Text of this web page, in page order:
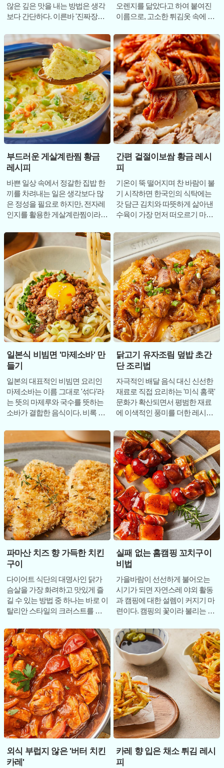
않은 깊은 맛을 내는 방법은 생각
보다 간단하다. 이른바 '진짜장
한 채소와
오렌지를 닮았다고 하여 붙여진
이름으로, 고소한 튀김옷 속에 부
진 별미다. 보통
부드러운 게살계란찜 황금
레시피
바쁜 일상 속에서 정갈한 집밥 한
끼를 차려내는 일은 생각보다 많
은 정성을 필요로 하지만, 전자레
인지를 활용한 게살계란찜이라면
감과 담백한
간편 겉절이보쌈 황금 레시
피
기온이 뚝 떨어지며 찬 바람이 불
기 시작하면 한국인의 식탁에는
갓 담근 김치와 따뜻하게 삶아낸
수육이 가장 먼저 떠오르기 마련
과 겉절이의
일본식 비빔면 '마제소바' 만
들기
일본의 대표적인 비빔면 요리인
마제소바는 이름 그대로 '섞다'라
는 뜻의 마제루와 국수를 뜻하는
소바가 결합한 음식이다. 비록 이
면 대신 쫄깃
닭고기 유자조림 덮밥 초간
단 조리법
자극적인 배달 음식 대신 신선한
재료로 직접 요리하는 '미식 홈쿡'
문화가 확산되면서 평범한 재료
에 이색적인 풍미를 더한 레시피
닭고기 유
파마산 치즈 향 가득한 치킨
구이
다이어트 식단의 대명사인 닭가
슴살을 가장 화려하고 맛있게 즐
길 수 있는 방법 중 하나는 바로 이
탈리안 스타일의 크러스트를 입
운 닭가슴살에
실패 없는 홈캠핑 꼬치구이
비법
가을바람이 선선하게 불어오는
시기가 되면 자연스레 야외 활동
과 캠핑에 대한 설렘이 커지기 마
련이다. 캠핑의 꽃이라 불리는 바
거창한 준비
외식 부럽지 않은 '버터 치킨
카레'
카레 향 입은 채소 튀김 레시
피